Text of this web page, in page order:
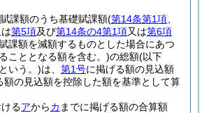
課額のうち基礎賦課額(第14条第1項
第5項及び第14条の4第1項又は第6項
課額を減額するものとした場合にあつ
こととなる額を含む。)の総額(以下
いう。)は、 第1号に掲げる額の見込額
額の見込額を控除した額を基準として算
るアからカ までに掲げる額の合算額